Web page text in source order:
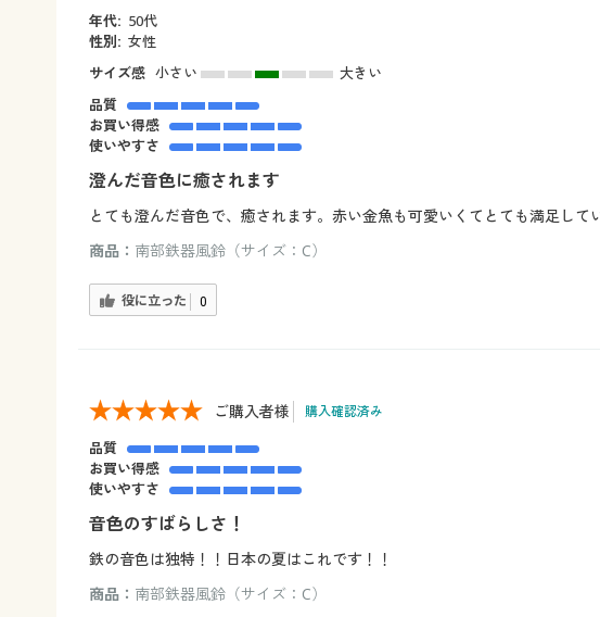
年代: 50代
性別: 女性
サイズ感 小さい
大きい
品質
お買い得感
使いやすさ
澄んだ音色に癒されます
とても澄んだ音色で、癒されます。赤い金魚も可愛いくてとても満足して
商品： 南部鉄器風鈴（サイズ：C）
役に立った 0
ご購入者様 購入確認済み
品質
お買い得感
使いやすさ
音色のすばらしさ！
鉄の音色は独特！！日本の夏はこれです！！
商品： 南部鉄器風鈴（サイズ：C）